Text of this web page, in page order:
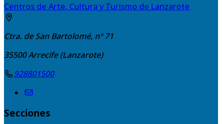
Centros de Arte, Cultura y Turismo de Lanzarote
Ctra. de San Bartolomé, nº 71
35500Arrecife (Lanzarote)
928801500
Secciones